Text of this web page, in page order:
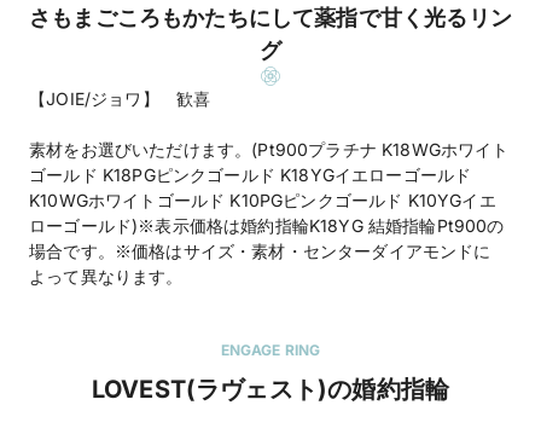
さもまごころもかたちにして薬指で甘く光るリン
グ
【JOIE/ジョワ】 歓喜
素材をお選びいただけます。(Pt900プラチナ K18WGホワイト
ゴールド K18PGピンクゴールド K18YGイエローゴールド
K10WGホワイトゴールド K10PGピンクゴールド K10YGイエ
ローゴールド)※表示価格は婚約指輪K18YG 結婚指輪Pt900の
場合です。※価格はサイズ・素材・センターダイアモンドに
よって異なります。
ENGAGE RING
LOVEST(ラヴェスト)の婚約指輪